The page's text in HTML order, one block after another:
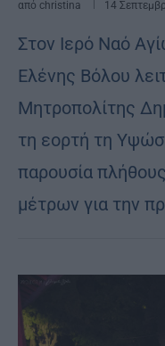
από christina 14
Στον Ιερό Ναό
Ελένης Βόλου
Μητροπολίτης
τη εορτή τη
παρουσία
μέτρων για την